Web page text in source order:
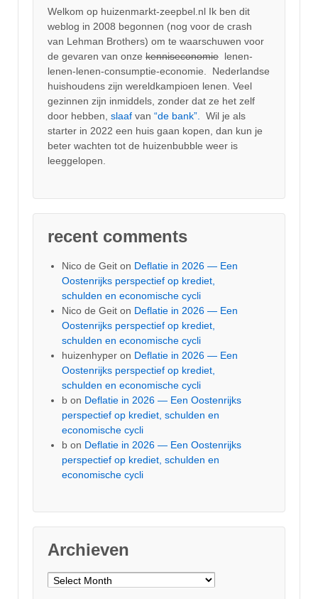
Welkom op huizenmarkt-zeepbel.nl Ik ben dit
weblog in 2008 begonnen (nog voor de crash
van Lehman Brothers) om te waarschuwen voor
de gevaren van onze kenniseconomie lenen-
lenen-lenen-consumptie-economie. Nederlandse
huishoudens zijn wereldkampioen lenen. Veel
gezinnen zijn inmiddels, zonder dat ze het zelf
door hebben, slaaf van “de bank”.
Wil je als
starter in 2022 een huis gaan kopen, dan kun je
beter wachten tot de huizenbubble weer is
leeggelopen.
recent comments
Nico de Geit on Deflatie in 2026 — Een
Oostenrijks perspectief op krediet,
schulden en economische cycli
Nico de Geit on Deflatie in 2026 — Een
Oostenrijks perspectief op krediet,
schulden en economische cycli
huizenhyper on Deflatie in 2026 — Een
Oostenrijks perspectief op krediet,
schulden en economische cycli
b on Deflatie in 2026 — Een Oostenrijks
perspectief op krediet, schulden en
economische cycli
b on Deflatie in 2026 — Een Oostenrijks
perspectief op krediet, schulden en
economische cycli
Archieven
Archieven